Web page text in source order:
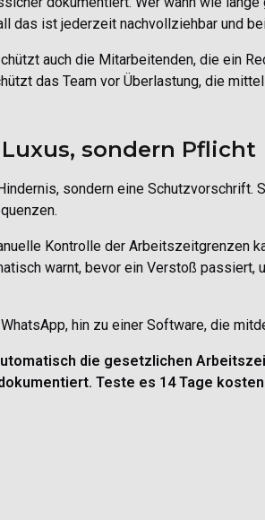
das ist jederzeit nachvollziehbar und
auch die Mitarbeitenden, die ein
das Team vor Überlastung, die
sondern Pflicht
sondern eine Schutzvorschrift.
Kontrolle der Arbeitszeitgrenzen
warnt, bevor ein Verstoß passiert,
hin zu einer Software, die
die gesetzlichen
Teste es 14 Tage